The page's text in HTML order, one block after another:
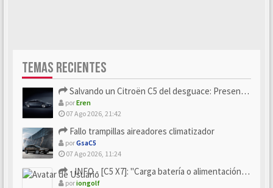
TEMAS RECIENTES
Salvando un Citroën C5 del desguace: Presentación y seguimiento
porEren
07 Ago 2026, 21:42
Fallo trampillas aireadores climatizador
porGsaC5
07 Ago 2026, 11:24
- INFO - [C5 X7]: "Carga batería o alimentación eléctri...
poriongolf